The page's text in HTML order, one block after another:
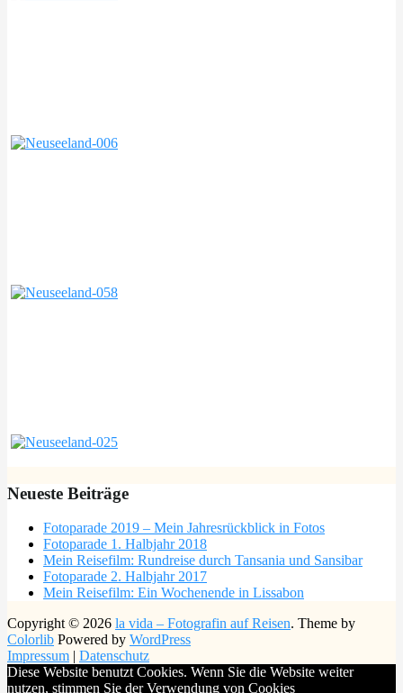
Neueste Beiträge
Fotoparade 2019 – Mein Jahresrückblick in Fotos
Fotoparade 1. Halbjahr 2018
Mein Reisefilm: Rundreise durch Tansania und Sansibar
Fotoparade 2. Halbjahr 2017
Mein Reisefilm: Ein Wochenende in Lissabon
Copyright © 2026 la vida – Fotografin auf Reisen. Theme by
Colorlib Powered by WordPress
Impressum | Datenschutz
Diese Website benutzt Cookies. Wenn Sie die Website weiter
nutzen, stimmen Sie der Verwendung von Cookies